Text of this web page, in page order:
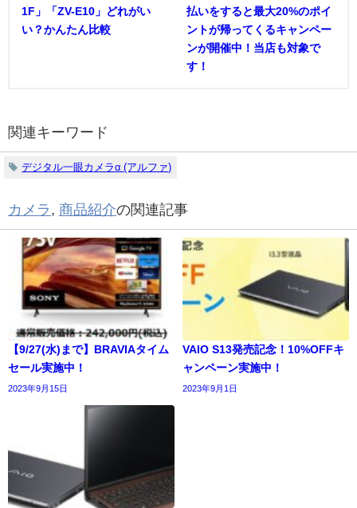
1F」「ZV-E10」どれがい
い？かんたん比較
払いをすると最大20%のポイ
ントが帰ってくるキャンペー
ンが開催中！当店も対象で
す！
関連キーワード
デジタル一眼カメラα (アルファ)
カメラ , 商品紹介の関連記事
【9/27(水)まで】BRAVIAタイム
セール実施中！
2023年9月15日
VAIO S13発売記念！10%OFFキ
ャンペーン実施中！
2023年9月1日